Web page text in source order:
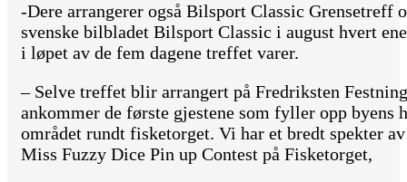
-Dere arrangerer også Bilsport Classic Grensetreff
svenske bilbladet Bilsport Classic i august hvert
i løpet av de fem dagene treffet varer.
– Selve treffet blir arrangert på Fredriksten
ankommer de første gjestene som fyller opp
området rundt fisketorget. Vi har et bredt spekter
Miss Fuzzy Dice Pin up Contest på Fisketorget,